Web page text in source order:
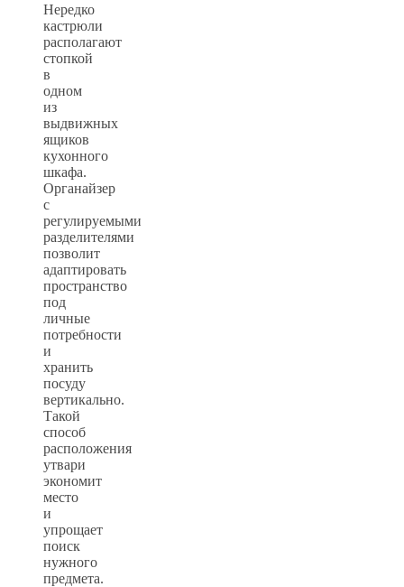
Нередко
кастрюли
располагают
стопкой
в
одном
из
выдвижных
ящиков
кухонного
шкафа.
Органайзер
с
регулируемыми
разделителями
позволит
адаптировать
пространство
под
личные
потребности
и
хранить
посуду
вертикально.
Такой
способ
расположения
утвари
экономит
место
и
упрощает
поиск
нужного
предмета.